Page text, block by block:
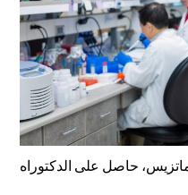
حاصل على الدكتوراه